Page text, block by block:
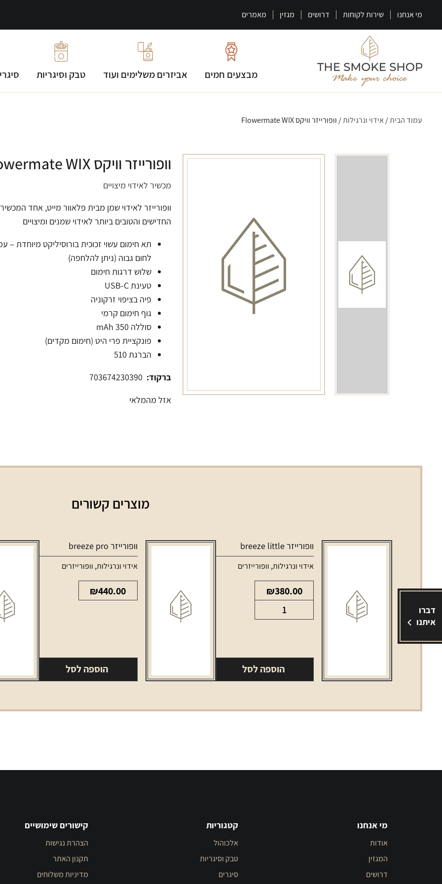
מי אנחנו שירות לקוחות דרושים מגזין מאמרים
מבצעים חמים אביזרים משלימים ועוד טבק וסיגריות
דברו
איתנו
עמוד הבית/ אידוי ונרגילות/ וופורייזר וויקס Flowermate WIX
וופורייזר וויקס Flowermate WIX
מכשיר לאידוי מיצויים
וופורייזר לאידוי שמן מבית פלאוור מייט, אחד
החדישים והטובים ביותר לאידוי שמנים ומיצויים
תא חימום עשוי זכוכית בורוסיליקט מיוחדת –
לחום גבוה (ניתן להלחפה)
שלוש דרגות חימום
טעינת USB-C
פיה בציפוי זרקוניה
גוף חימום קרמי
סוללה 350 mAh
פונקציית פרי היט (חימום מקדים)
הברגת 510
ברקוד:
אזל מהמלאי
מוצרים קשורים
וופורייזר breeze little
אידוי ונרגילות, וופורייזרים
₪380.00
של
little
הוספה לסל
וופורייזר breeze pro
אידוי ונרגילות, וופורייזרים
₪440.00
הוספה לסל
מי אנחנו
אודות
המגזין
דרושים
קטגוריות
אלכוהול
טבק וסיגריות
סיגרים
קישורים שימושיים
הצהרת נגישות
תקנון האתר
מדיניות משלוחים